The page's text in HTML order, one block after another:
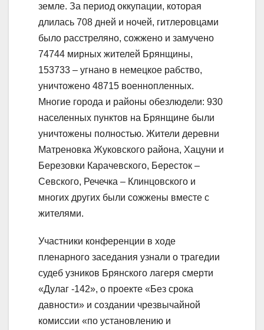
земле. За период оккупации, которая
длилась 708 дней и ночей, гитлеровцами
было расстреляно, сожжено и замучено
74744 мирных жителей Брянщины,
153733 – угнано в немецкое рабство,
уничтожено 48715 военнопленных.
Многие города и районы обезлюдели: 930
населенных пунктов на Брянщине были
уничтожены полностью. Жители деревни
Матреновка Жуковского района, Хацуни и
Березовки Карачевского, Бересток –
Севского, Речечка – Клинцовского и
многих других были сожжены вместе с
жителями.
Участники конференции в ходе
пленарного заседания узнали о трагедии
судеб узников Брянского лагеря смерти
«Дулаг -142», о проекте «Без срока
давности» и создании чрезвычайной
комиссии «по установлению и